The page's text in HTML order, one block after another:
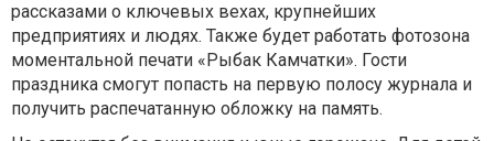
рассказами о ключевых вехах, крупнейших
предприятиях и людях. Также будет работать фотозона
моментальной печати «Рыбак Камчатки». Гости
праздника смогут попасть на первую полосу журнала и
получить распечатанную обложку на память.